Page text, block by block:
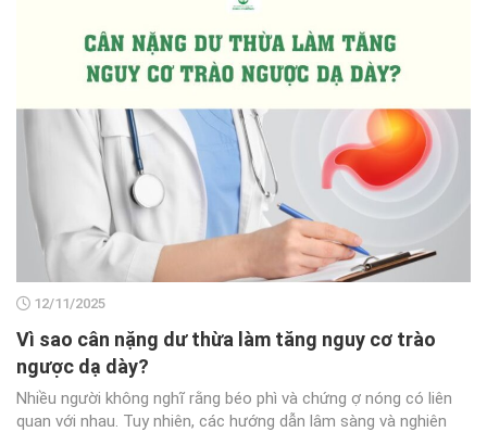
12/11/2025
Vì sao cân nặng dư thừa làm tăng nguy cơ trào
ngược dạ dày?
Nhiều người không nghĩ rằng béo phì và chứng ợ nóng có liên
quan với nhau. Tuy nhiên, các hướng dẫn lâm sàng và nghiên